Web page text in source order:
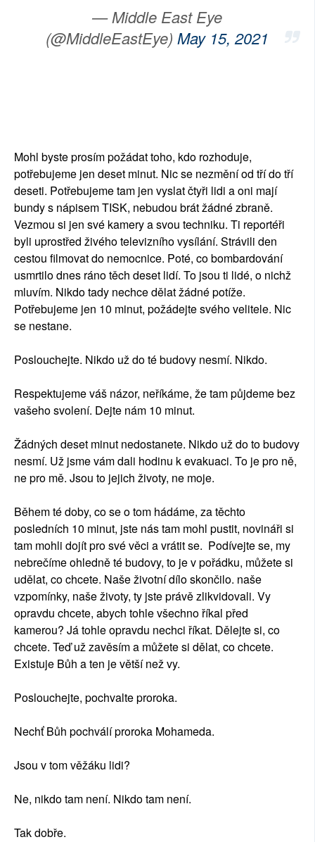
— Middle East Eye
(@MiddleEastEye) May 15, 2021
Mohl byste prosím požádat toho, kdo rozhoduje,
potřebujeme jen deset minut. Nic se nezmění od tří do tří
deseti. Potřebujeme tam jen vyslat čtyři lidi a oni mají
bundy s nápisem TISK, nebudou brát žádné zbraně.
Vezmou si jen své kamery a svou techniku. Ti reportéři
byli uprostřed živého televizního vysílání. Strávili den
cestou filmovat do nemocnice. Poté, co bombardování
usmrtilo dnes ráno těch deset lidí. To jsou ti lidé, o nichž
mluvím. Nikdo tady nechce dělat žádné potíže.
Potřebujeme jen 10 minut, požádejte svého velitele. Nic
se nestane.
Poslouchejte. Nikdo už do té budovy nesmí. Nikdo.
Respektujeme váš názor, neříkáme, že tam půjdeme bez
vašeho svolení. Dejte nám 10 minut.
Žádných deset minut nedostanete. Nikdo už do to budovy
nesmí. Už jsme vám dali hodinu k evakuaci. To je pro ně,
ne pro mě. Jsou to jejich životy, ne moje.
Během té doby, co se o tom hádáme, za těchto
posledních 10 minut, jste nás tam mohl pustit, novináři si
tam mohli dojít pro své věci a vrátit se. Podívejte se, my
nebrečíme ohledně té budovy, to je v pořádku, můžete si
udělat, co chcete. Naše životní dílo skončilo. naše
vzpomínky, naše životy, ty jste právě zlikvidovali. Vy
opravdu chcete, abych tohle všechno říkal před
kamerou? Já tohle opravdu nechci říkat. Dělejte si, co
chcete. Teď už zavěsím a můžete si dělat, co chcete.
Existuje Bůh a ten je větší než vy.
Poslouchejte, pochvalte proroka.
Nechť Bůh pochválí proroka Mohameda.
Jsou v tom věžáku lidi?
Ne, nikdo tam není. Nikdo tam není.
Tak dobře.